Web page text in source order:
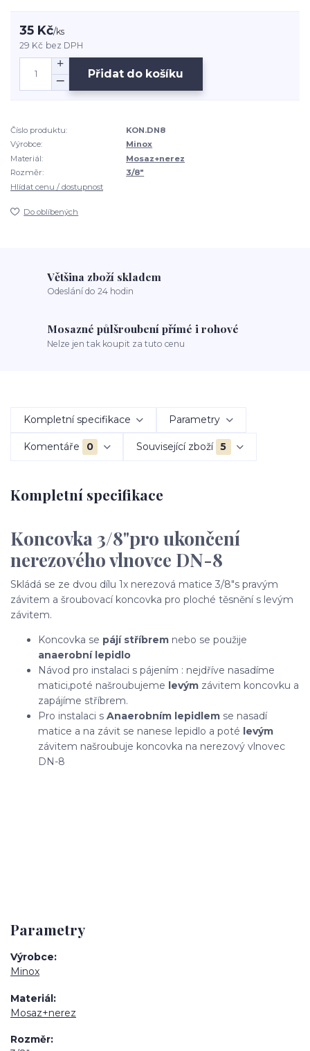
35 Kč/ks
29 Kč bez DPH
Přidat do košíku
Číslo produktu:
KON.DN8
Výrobce:
Minox
Materiál:
Mosaz+nerez
Rozměr:
3/8"
Hlídat cenu / dostupnost
Do oblíbených
Většina zboží skladem
Odeslání do 24 hodin
Mosazné půlšroubení přímé i rohové
Nelze jen tak koupit za tuto cenu
Kompletní specifikace Parametry
Komentáře 0 Související zboží 5
Kompletní specifikace
Koncovka 3/8"pro ukončení
nerezového vlnovce DN-8
Skládá se ze dvou dílu 1x nerezová matice 3/8"s pravým
závitem a šroubovací koncovka pro ploché těsnění s levým
závitem.
Koncovka se pájí stříbrem nebo se použije
anaerobní lepidlo
Návod pro instalaci s pájením : nejdříve nasadíme
matici,poté našroubujeme levým závitem koncovku a
zapájíme stříbrem.
Pro instalaci s Anaerobním lepidlem se nasadí
matice a na závit se nanese lepidlo a poté levým
závitem našroubuje koncovka na nerezový vlnovec
DN-8
Parametry
Výrobce
Minox
Materiál
Mosaz+nerez
Rozměr